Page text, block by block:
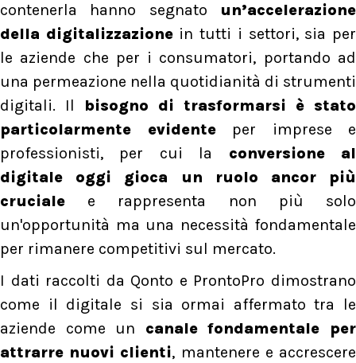
contenerla hanno segnato un’accelerazione
della digitalizzazionein tutti i settori, sia per
le aziende che per i consumatori, portando ad
una permeazione nella quotidianità di strumenti
digitali. Il bisogno di trasformarsi è stato
particolarmente evidente per imprese e
professionisti, per cui la conversione al
digitale oggi gioca un ruolo ancor più
cruciale e rappresenta non più solo
un'opportunità ma una necessità fondamentale
per rimanere competitivi sul mercato.
I dati raccolti da Qonto e ProntoPro dimostrano
come il digitale si sia ormai affermato tra le
aziende come un canale fondamentale per
attrarre nuovi clienti, mantenere e accrescere